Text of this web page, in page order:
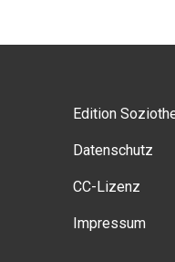
Edition
Datenschutz
CC-Lizenz
Impressum